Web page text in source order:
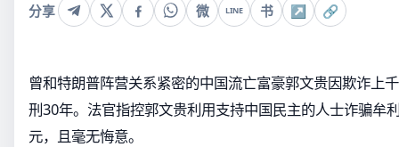
分享 微 LINE 书 ↗ 🔗
曾和特朗普阵营关系紧密的中国流亡富豪郭文贵因欺诈上
刑30年。法官指控郭文贵利用支持中国民主的人士诈骗牟
元，且毫无悔意。